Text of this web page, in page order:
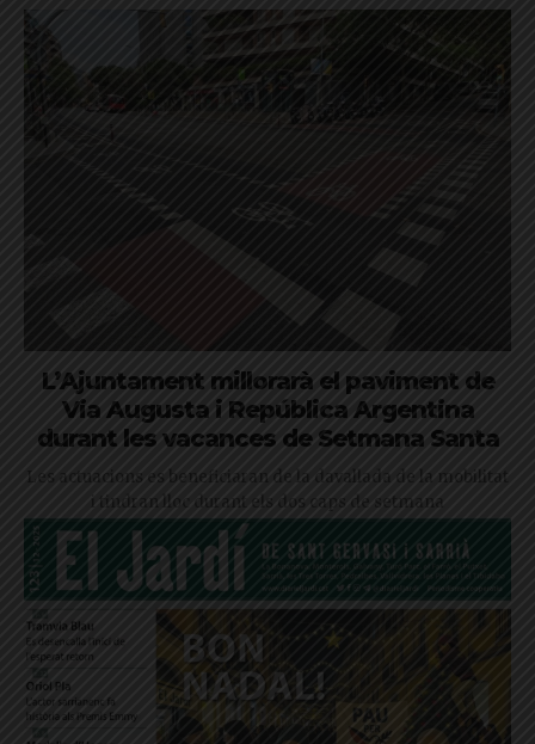
L’Ajuntament millorarà el paviment de
Via Augusta i República Argentina
durant les vacances de Setmana Santa
Les actuacions es beneficiaran de la davallada de la mobilitat
i tindran lloc durant els dos caps de setmana